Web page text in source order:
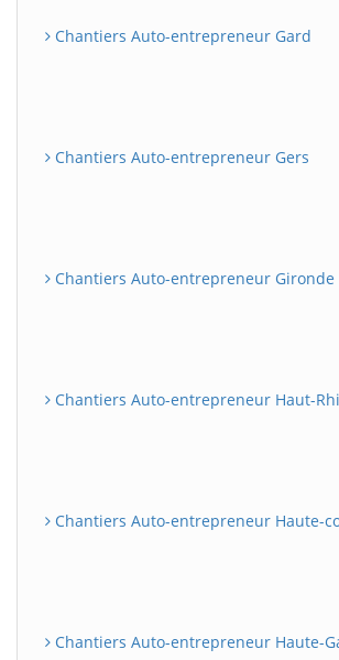
Chantiers Auto-entrepreneur Gard
Chantiers Auto-entrepreneur Gers
Chantiers Auto-entrepreneur Gironde
Chantiers Auto-entrepreneur Haut-
Chantiers Auto-entrepreneur Haute-
Chantiers Auto-entrepreneur Haute-